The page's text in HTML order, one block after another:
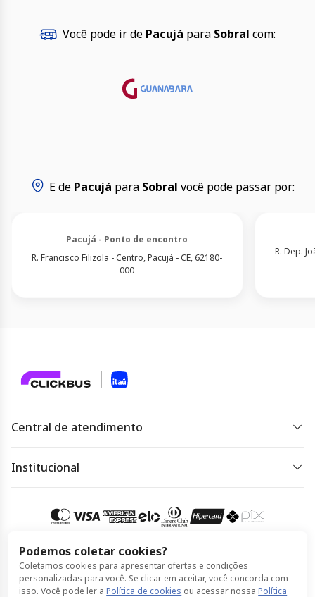
Você pode ir de Pacujá para Sobral com:
E de Pacujá para Sobral você pode passar por:
Pacujá - Ponto de encontro
R. Francisco Filizola - Centro, Pacujá - CE, 62180-
000
R. Dep.
Podemos coletar cookies?
Coletamos cookies para apresentar ofertas e condições
personalizadas para você. Se clicar em aceitar, você concorda com
isso. Você pode ler aPolítica de cookies ou acessar nossaPolítica
Central de atendimento
Sábado, domingo e feriado das 09h às 18h.
atendimento
Institucional
Regulamento de ofertas
Política de CookiesCompra 100% segura